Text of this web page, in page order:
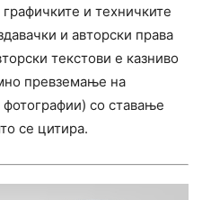
и техничките
и авторски права
текстови е казниво
превземање на
со ставање
се цитира.